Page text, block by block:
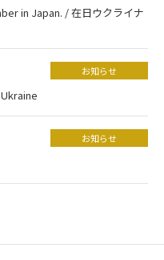
in Japan. / 在日ウクライナ
お知らせ
お知らせ